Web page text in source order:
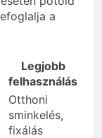
a
Legjobb
felhasználás
Otthoni
sminkelés,
fixálás